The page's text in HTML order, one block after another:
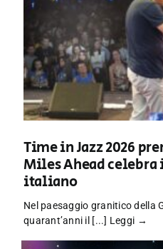
Time in Jazz 2026
Miles Ahead
italiano
Nel paesaggio granitico della
quarant’anni il [...] Leggi →